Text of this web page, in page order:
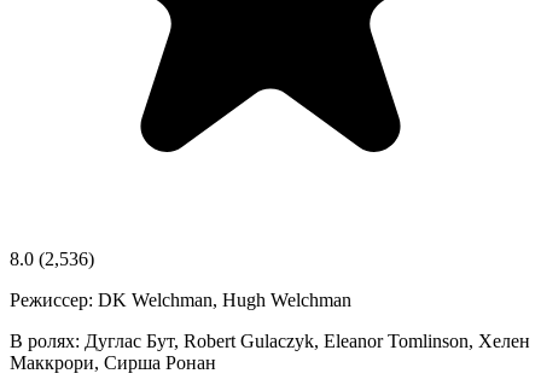
8.0 (2,536)
Режиссер: DK Welchman, Hugh Welchman
В ролях: Дуглас Бут, Robert Gulaczyk, Eleanor Tomlinson, Хелен
Маккрори, Сирша Ронан